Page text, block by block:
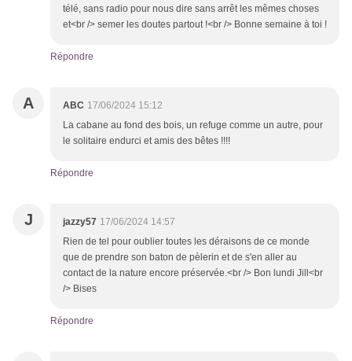
télé, sans radio pour nous dire sans arrêt les mêmes choses
et<br /> semer les doutes partout !<br /> Bonne semaine à toi !
Répondre
A ABC 17/06/2024 15:12
La cabane au fond des bois, un refuge comme un autre, pour
le solitaire endurci et amis des bêtes !!!!
Répondre
J jazzy57 17/06/2024 14:57
Rien de tel pour oublier toutes les déraisons de ce monde
que de prendre son baton de pèlerin et de s'en aller au
contact de la nature encore préservée.<br /> Bon lundi Jill<br
/> Bises
Répondre